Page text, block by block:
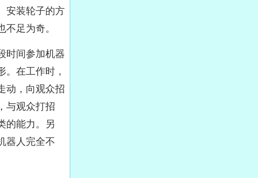
安装轮子的方
足为奇。
时间参加机器
。在工作时，
动，向观众招
与观众打招
的能力。另
器人完全不